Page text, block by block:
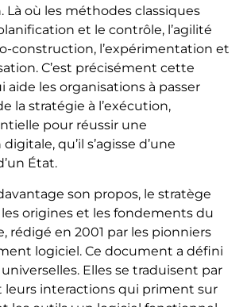
Là où les méthodes classiques
et le contrôle, l’agilité
construction, l’expérimentation et
C’est précisément cette
aide les organisations à passer
la stratégie à l’exécution,
pour réussir une
qu’il s’agisse d’une
État.
son propos, le stratège
origines et les fondements du
rédigé en 2001 par les pionniers
logiciel. Ce document a défini
Elles se traduisent par
leurs interactions qui priment sur